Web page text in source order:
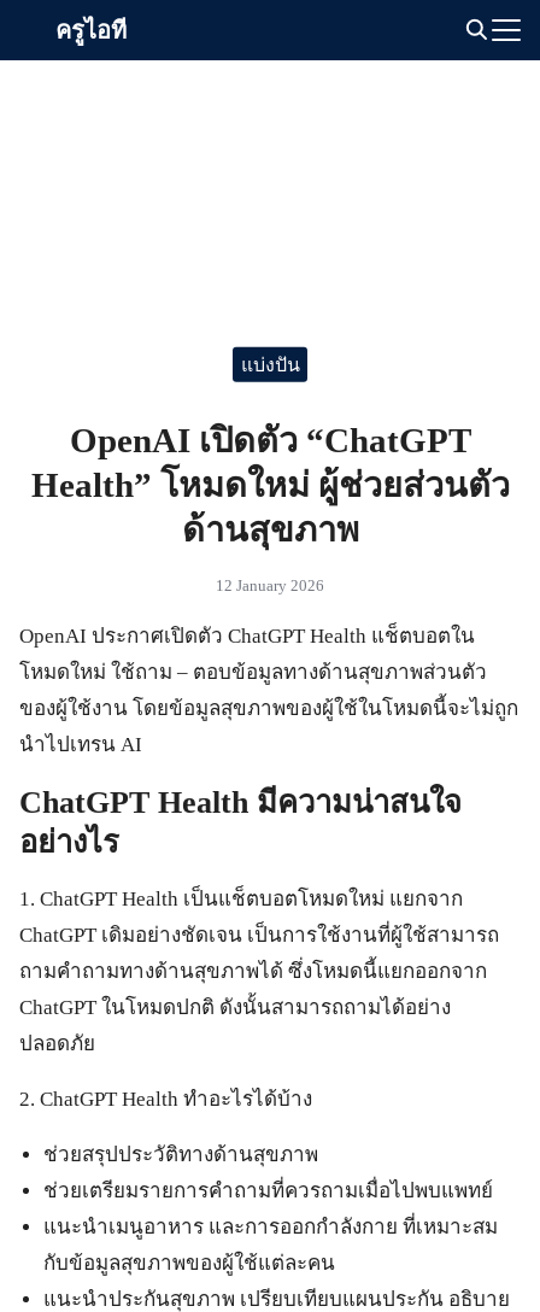
ครูไอที
แบ่งปัน
OpenAI เปิดตัว “ChatGPT
Health” โหมดใหม่ ผู้ช่วยส่วนตัว
ด้านสุขภาพ
12 January 2026
OpenAI ประกาศเปิดตัว ChatGPT Health แช็ตบอตใน
โหมดใหม่ ใช้ถาม – ตอบข้อมูลทางด้านสุขภาพส่วนตัว
ของผู้ใช้งาน โดยข้อมูลสุขภาพของผู้ใช้ในโหมดนี้จะไม่ถูก
นำไปเทรน AI
ChatGPT Health มีความน่าสนใจ
อย่างไร
1. ChatGPT Health เป็นแช็ตบอตโหมดใหม่ แยกจาก
ChatGPT เดิมอย่างชัดเจน เป็นการใช้งานที่ผู้ใช้สามารถ
ถามคำถามทางด้านสุขภาพได้ ซึ่งโหมดนี้แยกออกจาก
ChatGPT ในโหมดปกติ ดังนั้นสามารถถามได้อย่าง
ปลอดภัย
2. ChatGPT Health ทำอะไรได้บ้าง
ช่วยสรุปประวัติทางด้านสุขภาพ
ช่วยเตรียมรายการคำถามที่ควรถามเมื่อไปพบแพทย์
แนะนำเมนูอาหาร และการออกกำลังกาย ที่เหมาะสม
กับข้อมูลสุขภาพของผู้ใช้แต่ละคน
แนะนำประกันสุขภาพ เปรียบเทียบแผนประกัน อธิบาย